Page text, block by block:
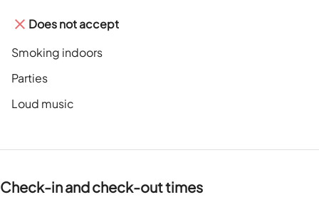
Does not accept
Smoking indoors
Parties
Loud music
Check-in and check-out times